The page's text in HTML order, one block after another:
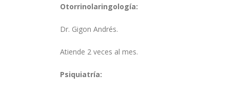
Otorrinolaringología:
Dr. Gigon Andrés.
Atiende 2 veces al mes.
Psiquiatría: